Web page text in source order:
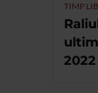
TIMP
2022